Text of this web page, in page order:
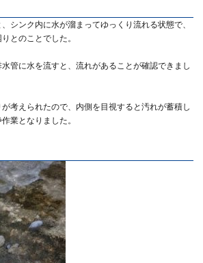
シンク内に水が溜まってゆっくり流れる状態で、
とのことでした。
管に水を流すと、流れがあることが確認できまし
考えられたので、内側を目視すると汚れが蓄積し
業となりました。